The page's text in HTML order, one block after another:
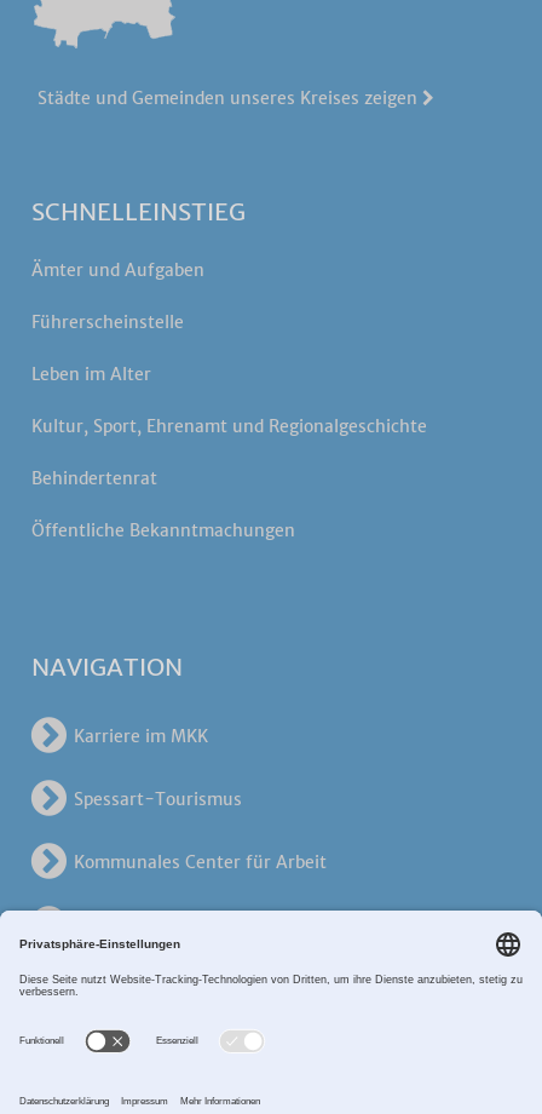
Städte und Gemeinden unseres Kreises zeigen
SCHNELLEINSTIEG
Ämter und Aufgaben
Führerscheinstelle
Leben im Alter
Kultur, Sport, Ehrenamt und Regionalgeschichte
Behindertenrat
Öffentliche Bekanntmachungen
NAVIGATION
Karriere im MKK
Spessart-Tourismus
Kommunales Center für Arbeit
Alten- und Pflegezentren
Breitband MKK